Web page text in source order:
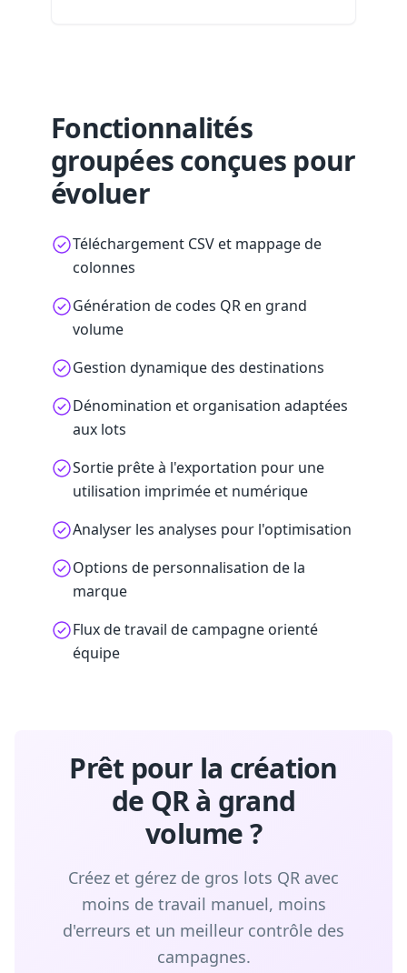
Fonctionnalités
groupées conçues pour
évoluer
Téléchargement CSV et mappage de
colonnes
Génération de codes QR en grand
volume
Gestion dynamique des destinations
Dénomination et organisation adaptées
aux lots
Sortie prête à l'exportation pour une
utilisation imprimée et numérique
Analyser les analyses pour l'optimisation
Options de personnalisation de la
marque
Flux de travail de campagne orienté
équipe
Prêt pour la création
de QR à grand
volume ?
Créez et gérez de gros lots QR avec
moins de travail manuel, moins
d'erreurs et un meilleur contrôle des
campagnes.